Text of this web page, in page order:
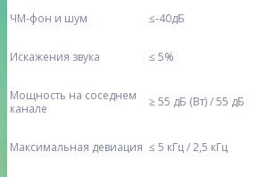
ЧМ-фон и шум ≤-40дБ
Искажения звука ≤ 5%
Мощность на соседнем
канале
≥ 55 дБ (Вт) / 55 дБ
Максимальная девиация ≤ 5 кГц / 2,5 кГц